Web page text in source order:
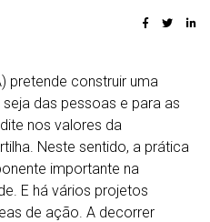
pretende construir uma
das pessoas e para as
nos valores da
Neste sentido, a prática
importante na
E há vários projetos
de ação. A decorrer